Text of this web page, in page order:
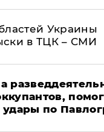
Украины
в ТЦК – СМИ
по